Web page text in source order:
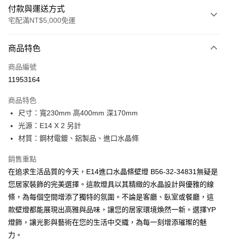
付款與運送方式
宅配滿NT$5,000免運
信用卡一次付款
LINE Pay
街口支付
悠遊付
全盈+PAY
AFTEE先享後付
相關說明
【關於「AFTEE先享後付」】
AFTEE先享後付是「在收到商品之後才付款」的支付方式。 讓您購物簡單
便利好安心！
１．簡單：不需註冊會員、不需綁卡、不需儲值。
商品特色
商品編號
11953164
商品特色
尺寸：寬230mm 高400mm 深170mm
光源：E14 X 2 另計
材質：鋼材電鍍、鋁製品、進口水晶條
銷售重點
在追求生活品質的今天，E14進口水晶條壁燈 B56-32-34831無疑是
您居家裝飾的完美選擇。這款燈具以其精緻的水晶設計與優雅的線
條，為每個空間增添了獨特的氛圍。不論是客廳、臥室或餐廳，這
款壁燈都能展現出高雅與品味，讓您的居家環境煥然一新。選擇YP
燈飾，讓光影與藝術在您的生活中交織，為每一刻增添璀璨的魅
力。